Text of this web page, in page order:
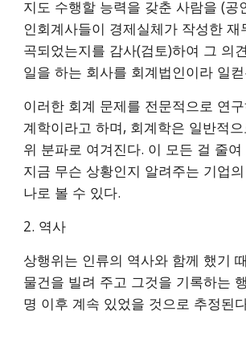
지도 수행할 능력을 갖춘 사람을 (공
인회계사들이 경제실체가 작성한 재
곡되었는지를 감사(검토)하여 그 의
일을 하는 회사를 회계법인이라 일
이러한 회계 문제를 전문적으로 연
계학이라고 하며, 회계학은 일반적
위 분파로 여겨진다. 이 모든 걸 줄여
지금 무슨 상황인지 알려주는 기업
나로 볼 수 있다.
2. 역사
상행위는 인류의 역사와 함께 했기
물건을 빌려 주고 그것을 기록하는
명 이후 계속 있었을 것으로 추정된